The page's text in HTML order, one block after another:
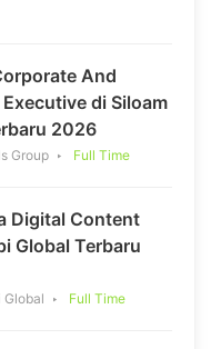
And
di Siloam
2026
Group Full Time
Digital Content
Global Terbaru
Global Full Time